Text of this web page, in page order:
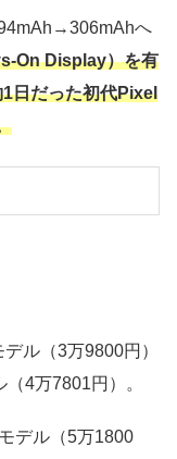
へ
On Display）を有
日だった初代Pixel
ル（3万9800円）
4万7801円）。
デル（5万1800